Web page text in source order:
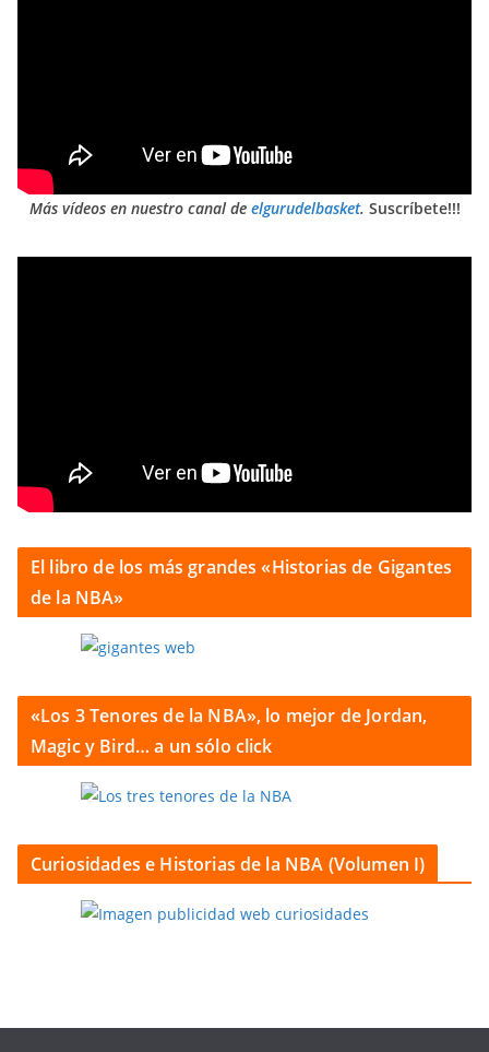
Más vídeos en nuestro canal de elgurudelbasket. Suscríbete!!!
El libro de los más grandes «Historias de Gigantes
de la NBA»
«Los 3 Tenores de la NBA», lo mejor de Jordan,
Magic y Bird… a un sólo click
Curiosidades e Historias de la NBA (Volumen I)